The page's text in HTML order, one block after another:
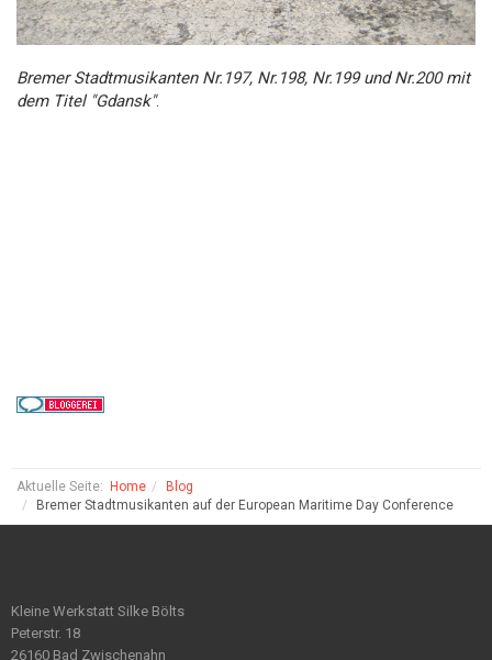
Bremer Stadtmusikanten Nr.197, Nr.198, Nr.199 und Nr.200 mit
dem Titel "Gdansk".
Aktuelle Seite: Home
Blog
Bremer Stadtmusikanten auf der European Maritime Day Conference
Kleine Werkstatt Silke Bölts
Peterstr. 18
26160 Bad Zwischenahn